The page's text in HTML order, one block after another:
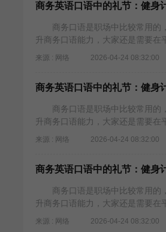
商务英语口语中的礼节：健
商务口语是职场中比较常用的，
升商务口语能力，大家还是需要在
来源 : 网络 2026-04-24 08:32:00
商务英语口语中的礼节：健
商务口语是职场中比较常用的，
升商务口语能力，大家还是需要在
来源 : 网络 2026-04-24 08:32:00
商务英语口语中的礼节：健
商务口语是职场中比较常用的，
升商务口语能力，大家还是需要在
来源 : 网络 2026-04-24 08:32:00